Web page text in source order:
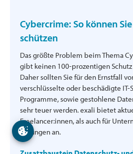
Cybercrime: So können
schützen
Das größte Problem beim Thema
gibt keinen 100-prozentigen
Daher sollten Sie für den Ernstfall
verschlüsselte oder beschädigte IT-
Programme, sowie gestohlene
sehr teuer werden. exali bietet
Freelancer:innen, als auch für
Lösungen an.